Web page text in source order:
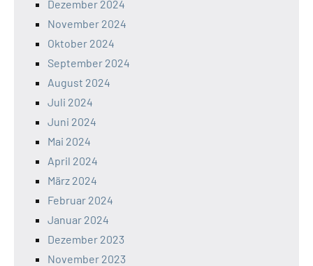
Dezember 2024
November 2024
Oktober 2024
September 2024
August 2024
Juli 2024
Juni 2024
Mai 2024
April 2024
März 2024
Februar 2024
Januar 2024
Dezember 2023
November 2023